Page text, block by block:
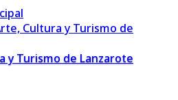
y Turismo de Lanzarote